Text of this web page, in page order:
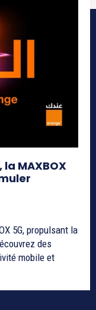
MAXBOX
5G, propulsant la
des
mobile et